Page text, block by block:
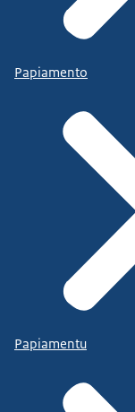
Papiamento
Papiamentu